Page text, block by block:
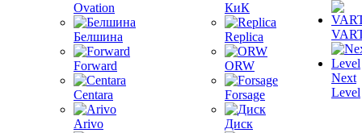
Ovation
Белшина
Forward
Centara
Arivo
КиК
Replica
ORW
Forsage
Диск
Next
Level